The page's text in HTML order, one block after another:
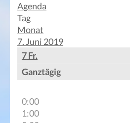
Agenda
Tag
Monat
7. Juni 2019
7Fr.
Ganztägig
0:00
1:00